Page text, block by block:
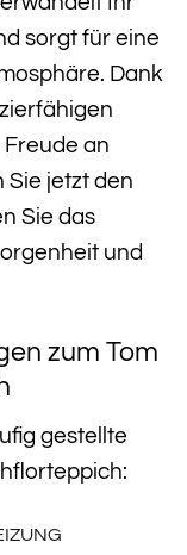
sorgt für eine
Dank
an
Sie jetzt den
Sie das
und
zum Tom
gestellte
G